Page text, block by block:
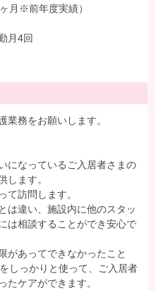
月※前年度実績）
月4回
業務をお願いします。
になっているご入居者さまの
します。
て訪問します。
は違い、施設内に他のスタッ
は相談することができ安心で
があってできなかったこと
しっかりと使って、ご入居者
たケアができます。